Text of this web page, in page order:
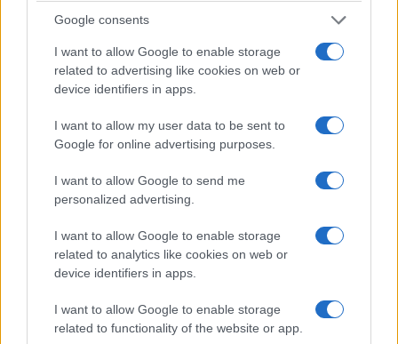
Google consents
I want to allow Google to enable storage
related to advertising like cookies on web or
device identifiers in apps.
I want to allow my user data to be sent to
Google for online advertising purposes.
I want to allow Google to send me
personalized advertising.
I want to allow Google to enable storage
related to analytics like cookies on web or
device identifiers in apps.
I want to allow Google to enable storage
related to functionality of the website or app.